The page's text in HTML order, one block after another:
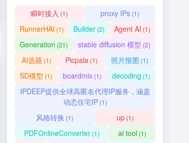
瞬时接入 (1) proxy IPs(1)
RunnerHAI (1) Builder(2) Agent AI (1)
Generation (21) stable diffusion 模型 (2)
AI选题 (1) Picpala (1) 照片抠图 (1)
SD模型 (1) boardmix (1) decoding (1)
IPDEEP提供全球高匿名代理IP服务，涵盖
动态住宅IP(1)
风格转换 (1) up (1)
PDFOnlineConverter(1) ai tool (1)